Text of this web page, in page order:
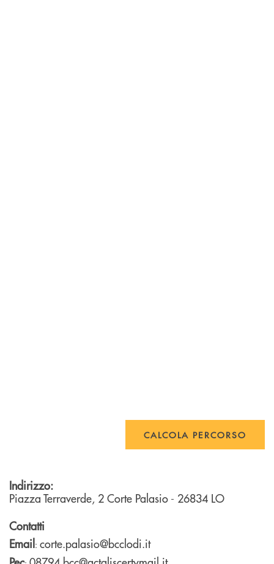
CALCOLA PERCORSO
Indirizzo:
Piazza Terraverde, 2 Corte Palasio - 26834 LO
Contatti
Email: corte.palasio@bcclodi.it